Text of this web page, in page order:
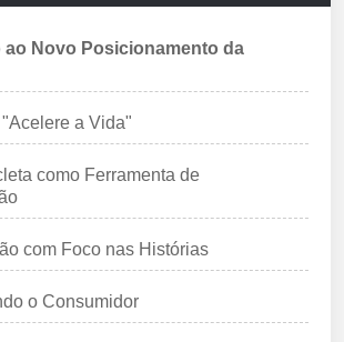
ao Novo Posicionamento da
a Vida"
como Ferramenta de
com Foco nas Histórias
o Consumidor